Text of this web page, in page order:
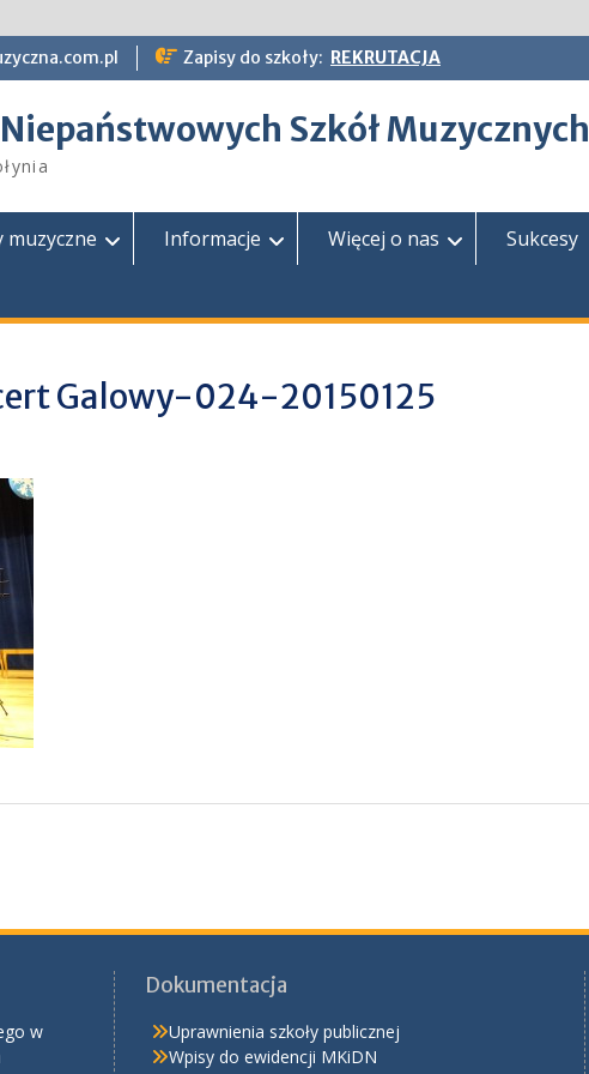
Zapisy do szkoły: REKRUTACJA
Szkół Muzycznych
muzyczne Informacje Więcej o nas Sukcesy
Galowy-024-20150125
w
Dokumentacja
Uprawnienia szkoły publicznej
Wpisy do ewidencji MKiDN